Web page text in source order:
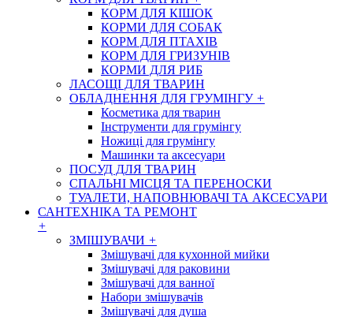
КОРМ ДЛЯ КІШОК
КОРМИ ДЛЯ СОБАК
КОРМ ДЛЯ ПТАХІВ
КОРМ ДЛЯ ГРИЗУНІВ
КОРМИ ДЛЯ РИБ
ЛАСОЩІ ДЛЯ ТВАРИН
ОБЛАДНЕННЯ ДЛЯ ГРУМІНГУ +
Косметика для тварин
Інструменти для грумінгу
Ножиці для грумінгу
Машинки та аксесуари
ПОСУД ДЛЯ ТВАРИН
СПАЛЬНІ МІСЦЯ ТА ПЕРЕНОСКИ
ТУАЛЕТИ, НАПОВНЮВАЧІ ТА АКСЕСУАРИ
САНТЕХНІКА ТА РЕМОНТ
+
ЗМІШУВАЧИ +
Змішувачі для кухонной мийки
Змішувачі для раковини
Змішувачі для ванної
Набори змішувачів
Змішувачі для душа